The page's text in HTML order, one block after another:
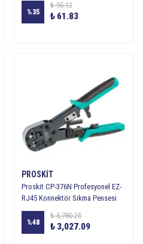
%35
₺ 95.12
₺ 61.83
PROSKIT
Proskit CP-376N Profesyonel EZ-
RJ45 Konnektör Sıkma Pensesi
%48
₺ 5,780.25
₺ 3,027.09